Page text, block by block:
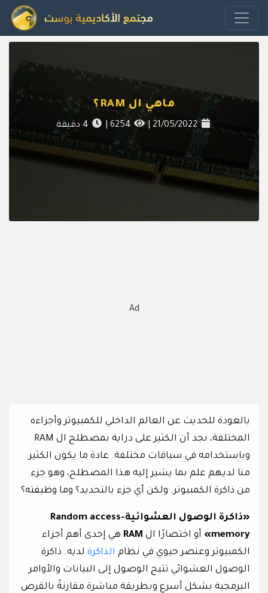
ماهي ال RAM؟
21/05/2022
|
6254
4 دقيقة
Ad
بالعودة للحديث عن العالم الداخلي للكمبيوتر وأجزاءه
المختلفة، نجد أن الكثير على دراية بمصطلح ال RAM
وباستخدامه في سياقات مختلفة. عادة ما يكون الكثير
منا لديهم علم بما يشير إليه هذا المصطلح، وهو جزء
من ذاكرة الكمبيوتر. ولكن أي جزء بالتحديد؟ وما وظيفته؟
«ذاكرة الوصول العشوائية-Random access
memory»
أو اختصارًا ال RAM هي إحدى أهم أجزاء
الكمبيوتر وعنصر حيوي في نظام الذاكرة لديه. ذاكرة
الوصول العشوائي تتيح الوصول إلى البيانات والأوامر
البرمجية بشكل أسرع وبطريقة مباشرة مقارنةً بالقرص